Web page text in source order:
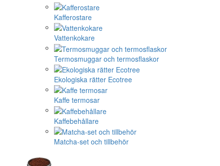
Kafferostare
Vattenkokare
Termosmuggar och termosflaskor
Ekologiska rätter Ecotree
Kaffe termosar
Kaffebehållare
Matcha-set och tillbehör